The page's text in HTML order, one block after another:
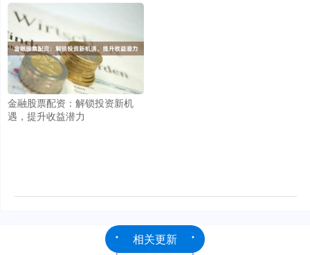
金融股票配资：解锁投资新机
遇，提升收益潜力
相关更新